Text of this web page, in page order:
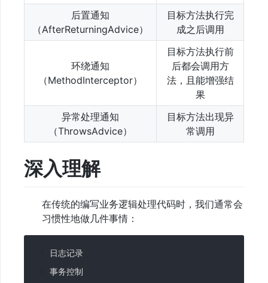
后置通知
（AfterReturningAdvice）
目标方法执行完
成之后调用
环绕通知
（MethodInterceptor）
目标方法执行前
后都会调用方
法，且能增强结
果
异常处理通知
（ThrowsAdvice）
目标方法出现异
常调用
深入理解
在传统的编写业务逻辑处理代码时，我们通常会
习惯性地做几件事情：
日志记录
事务控制